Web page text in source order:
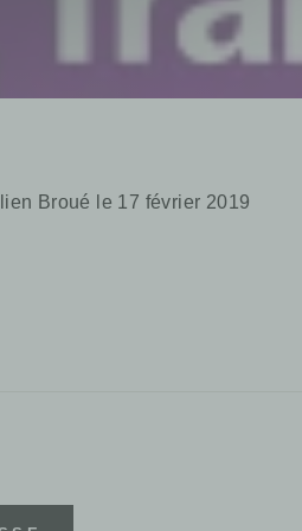
Broué le 17 février 2019